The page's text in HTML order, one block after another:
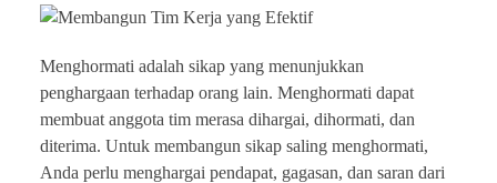
Menghormati adalah sikap yang menunjukkan
penghargaan terhadap orang lain. Menghormati dapat
membuat anggota tim merasa dihargai, dihormati, dan
diterima. Untuk membangun sikap saling menghormati,
Anda perlu menghargai pendapat, gagasan, dan saran dari